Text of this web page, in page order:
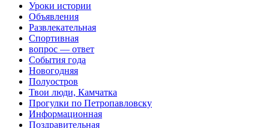
Уроки истории
Объявления
Развлекательная
Спортивная
вопрос — ответ
События года
Новогодняя
Полуостров
Твои люди, Камчатка
Прогулки по Петропавловску
Информационная
Поздравительная